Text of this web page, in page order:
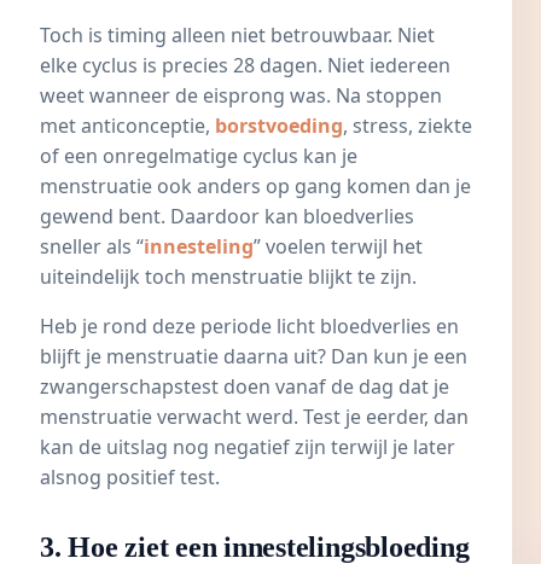
Toch is timing alleen niet betrouwbaar. Niet
elke cyclus is precies 28 dagen. Niet iedereen
weet wanneer de eisprong was. Na stoppen
met anticonceptie, borstvoeding, stress, ziekte
of een onregelmatige cyclus kan je
menstruatie ook anders op gang komen dan je
gewend bent. Daardoor kan bloedverlies
sneller als “innesteling” voelen terwijl het
uiteindelijk toch menstruatie blijkt te zijn.
Heb je rond deze periode licht bloedverlies en
blijft je menstruatie daarna uit? Dan kun je een
zwangerschapstest doen vanaf de dag dat je
menstruatie verwacht werd. Test je eerder, dan
kan de uitslag nog negatief zijn terwijl je later
alsnog positief test.
3. Hoe ziet een innestelingsbloeding